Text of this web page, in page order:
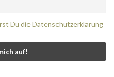
Du die Datenschutzerklärung